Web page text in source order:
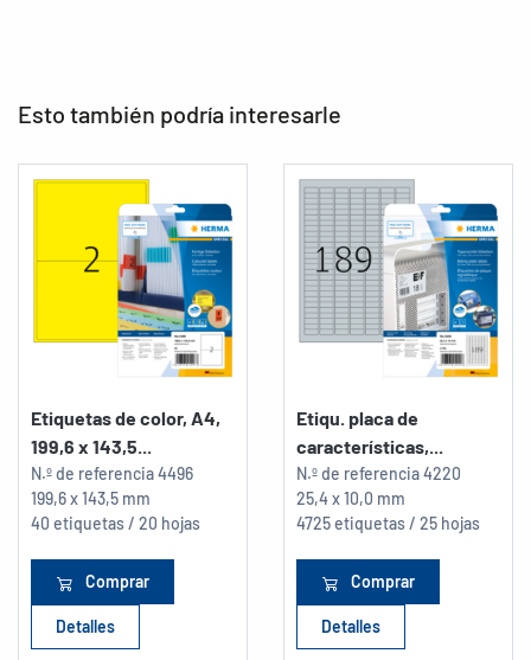
Esto también podría interesarle
Etiquetas de color, A4,
199,6 x 143,5...
N.º de referencia4496
199,6 x 143,5 mm
40 etiquetas / 20 hojas
Comprar
Detalles
Etiqu. placa de
características,...
N.º de referencia4220
25,4 x 10,0 mm
4725 etiquetas / 25 hojas
Comprar
Detalles